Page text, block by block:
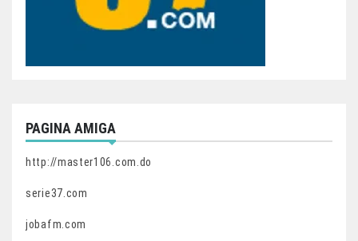
PAGINA AMIGA
http://master106.com.do
serie37.com
jobafm.com